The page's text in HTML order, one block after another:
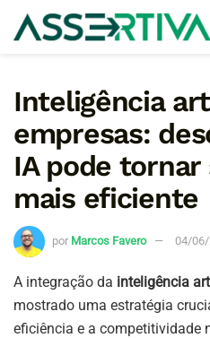
Inteligência
empresas:
IA pode tornar
mais eficiente
por Marcos Favero 04/
A integração da inteligência
mostrado uma estratégia
eficiência e a competitividade